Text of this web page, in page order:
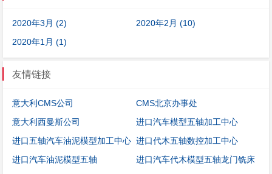
2020年3月 (2)
2020年2月 (10)
2020年1月 (1)
友情链接
意大利CMS公司
CMS北京办事处
意大利西曼斯公司
进口汽车模型五轴加工中心
进口五轴汽车油泥模型加工中心 进口代木五轴数控加工中心
进口汽车油泥模型五轴
进口汽车代木模型五轴龙门铣床